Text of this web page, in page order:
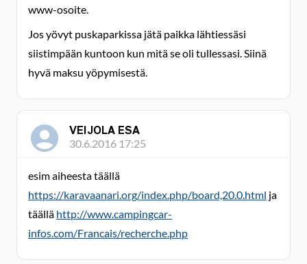
www-osoite.
Jos yövyt puskaparkissa jätä paikka lähtiessäsi
siistimpään kuntoon kun mitä se oli tullessasi. Siinä
hyvä maksu yöpymisestä.
VEIJOLA ESA
30.6.2016 17:25
esim aiheesta täällä
https://karavaanari.org/index.php/board,20.0.html ja
täällä http://www.campingcar-
infos.com/Francais/recherche.php